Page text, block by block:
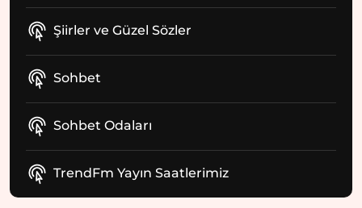
Şiirler ve Güzel Sözler
Sohbet
Sohbet Odaları
TrendFm Yayın Saatlerimiz